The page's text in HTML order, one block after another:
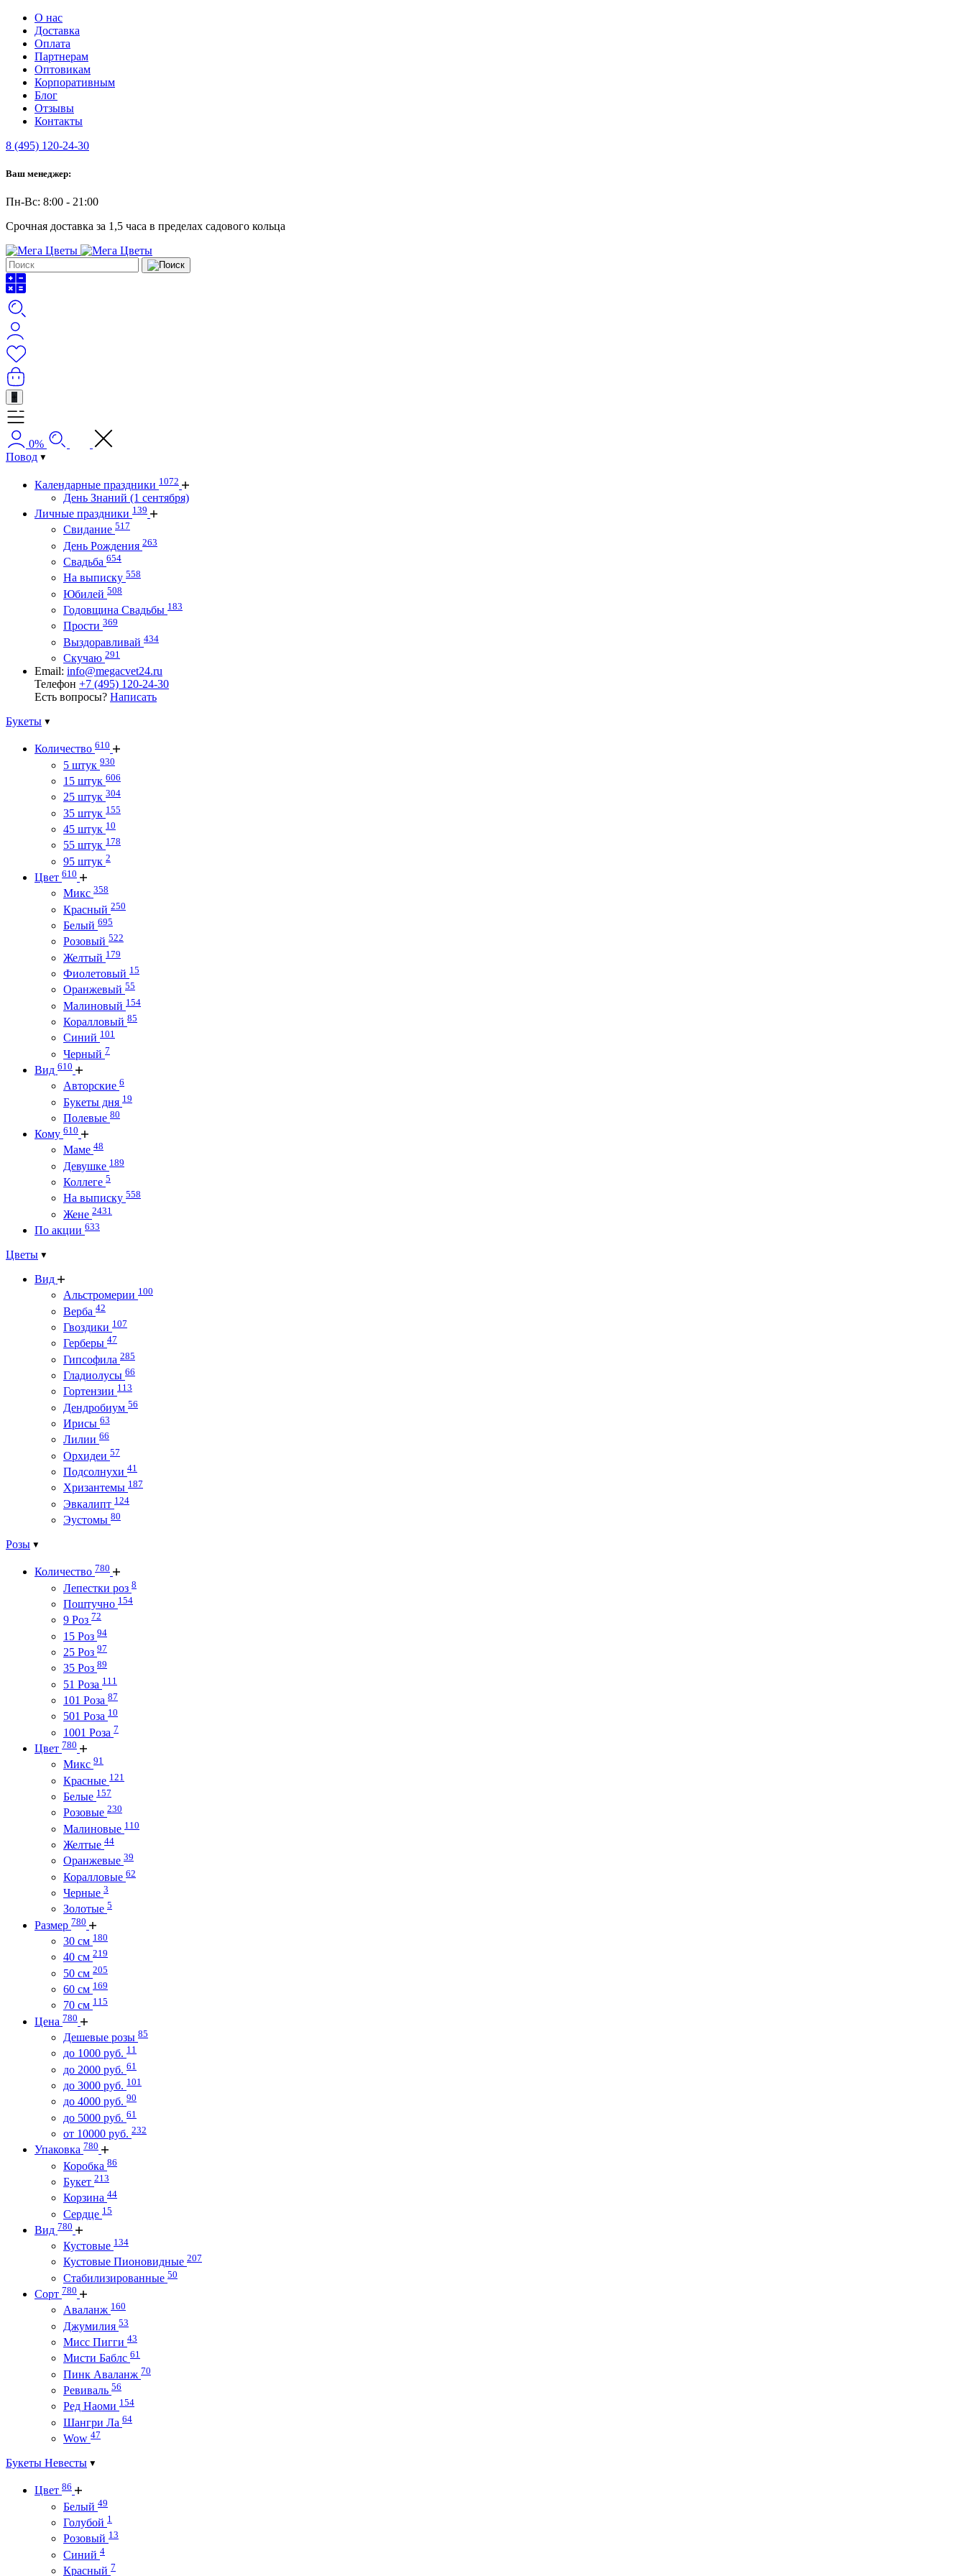
О нас
Доставка
Оплата
Партнерам
Оптовикам
Корпоративным
Блог
Отзывы
Контакты
8 (495) 120-24-30
Ваш менеджер:
Пн-Вс: 8:00 - 21:00
Срочная доставка за 1,5 часа в пределах садового кольца
+
0%
Повод
Календарные праздники 1072
День Знаний (1 сентября)
Личные праздники 139
Свидание 517
День Рождения 263
Свадьба 654
На выписку 558
Юбилей 508
Годовщина Свадьбы 183
Прости 369
Выздоравливай 434
Скучаю 291
Email: info@megacvet24.ru
Телефон +7 (495) 120-24-30
Есть вопросы? Написать
Букеты
Количество 610
5 штук 930
15 штук 606
25 штук 304
35 штук 155
45 штук 10
55 штук 178
95 штук 2
Цвет 610
Микс 358
Красный 250
Белый 695
Розовый 522
Желтый 179
Фиолетовый 15
Оранжевый 55
Малиновый 154
Коралловый 85
Синий 101
Черный 7
Вид 610
Авторские 6
Букеты дня 19
Полевые 80
Кому 610
Маме 48
Девушке 189
Коллеге 5
На выписку 558
Жене 2431
По акции 633
Цветы
Вид
Альстромерии 100
Верба 42
Гвоздики 107
Герберы 47
Гипсофила 285
Гладиолусы 66
Гортензии 113
Дендробиум 56
Ирисы 63
Лилии 66
Орхидеи 57
Подсолнухи 41
Хризантемы 187
Эвкалипт 124
Эустомы 80
Розы
Количество 780
Лепестки роз 8
Поштучно 154
9 Роз 72
15 Роз 94
25 Роз 97
35 Роз 89
51 Роза 111
101 Роза 87
501 Роза 10
1001 Роза 7
Цвет 780
Микс 91
Красные 121
Белые 157
Розовые 230
Малиновые 110
Желтые 44
Оранжевые 39
Коралловые 62
Черные 3
Золотые 5
Размер 780
30 см 180
40 см 219
50 см 205
60 см 169
70 см 115
Цена 780
Дешевые розы 85
до 1000 руб. 11
до 2000 руб. 61
до 3000 руб. 101
до 4000 руб. 90
до 5000 руб. 61
от 10000 руб. 232
Упаковка 780
Коробка 86
Букет 213
Корзина 44
Сердце 15
Вид 780
Кустовые 134
Кустовые Пионовидные 207
Стабилизированные 50
Сорт 780
Аваланж 160
Джумилия 53
Мисс Пигги 43
Мисти Баблс 61
Пинк Аваланж 70
Ревиваль 56
Ред Наоми 154
Шангри Ла 64
Wow 47
Букеты Невесты
Цвет 86
Белый 49
Голубой 1
Розовый 13
Синий 4
Красный 7